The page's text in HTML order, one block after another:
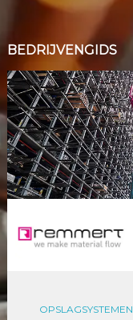
BEDRIJVENGIDS
OPSLAGSYSTEMEN